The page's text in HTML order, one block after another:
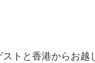
トと香港からお越